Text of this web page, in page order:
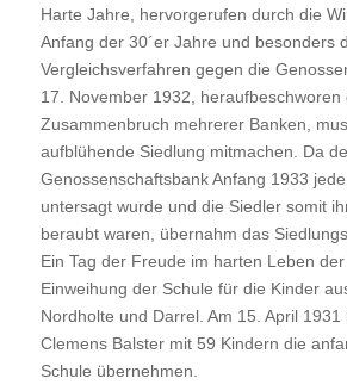
Harte Jahre, hervorgerufen durch die
Anfang der 30´er Jahre und besonders
Vergleichsverfahren gegen die
17. November 1932, heraufbeschworen
Zusammenbruch mehrerer Banken,
aufblühende Siedlung mitmachen. Da
Genossenschaftsbank Anfang 1933
untersagt wurde und die Siedler somit
beraubt waren, übernahm das
Ein Tag der Freude im harten Leben
Einweihung der Schule für die Kinder
Nordholte und Darrel. Am 15. April
Clemens Balster mit 59 Kindern die
Schule übernehmen.